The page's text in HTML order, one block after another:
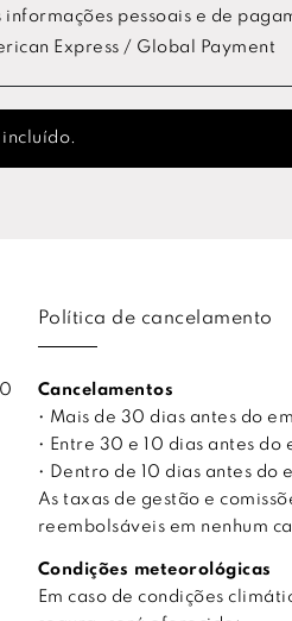
pessoais e de
Express / Global Payment
Política de cancelamento
Cancelamentos
• Mais de 30 dias antes do
• Entre 30 e 10 dias antes
• Dentro de 10 dias antes
As taxas de gestão e
reembolsáveis em nenhum
Condições meteorológicas
Em caso de condições